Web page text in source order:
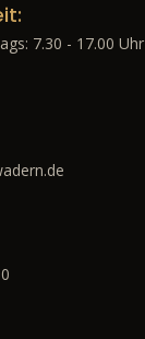
7.30 - 17.00 Uhr